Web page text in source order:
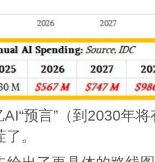
预言”（到2030年
。